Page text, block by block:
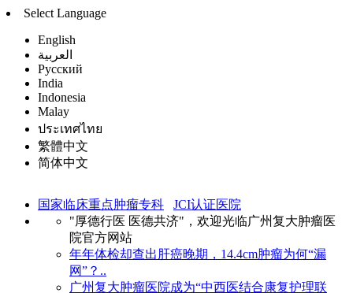
Select Language
English
العربية
Русский
India
Indonesia
Malay
ประเทศไทย
繁體中文
简体中文
国家临床重点肿瘤专科
JCI认证医院
"厚德行医 医德共济"，欢迎光临广州复大肿瘤医
院官方网站
年年体检却查出肝癌晚期，14.4cm肿瘤为何“漏
网”？..
广州复大肿瘤医院成为“中西医结合康复护理联